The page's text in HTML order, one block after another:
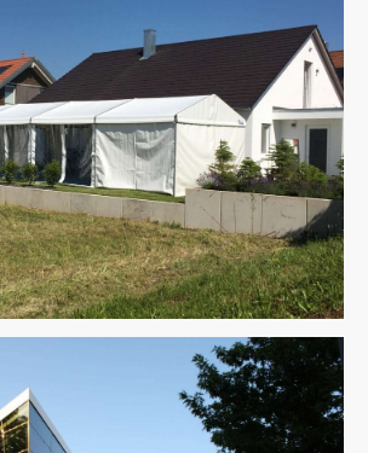
Multiflex 4x15m